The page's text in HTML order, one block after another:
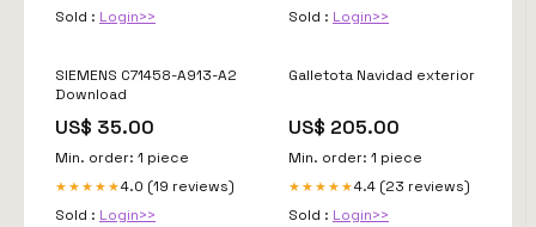
Sold : Login>>
Sold : Login>>
SIEMENS C71458-A913-A2
Download
US$ 35.00
Min. order: 1 piece
★★★★★4.0 (19 reviews)
Sold : Login>>
Galletota Navidad exterior
US$ 205.00
Min. order: 1 piece
★★★★★4.4 (23 reviews)
Sold : Login>>